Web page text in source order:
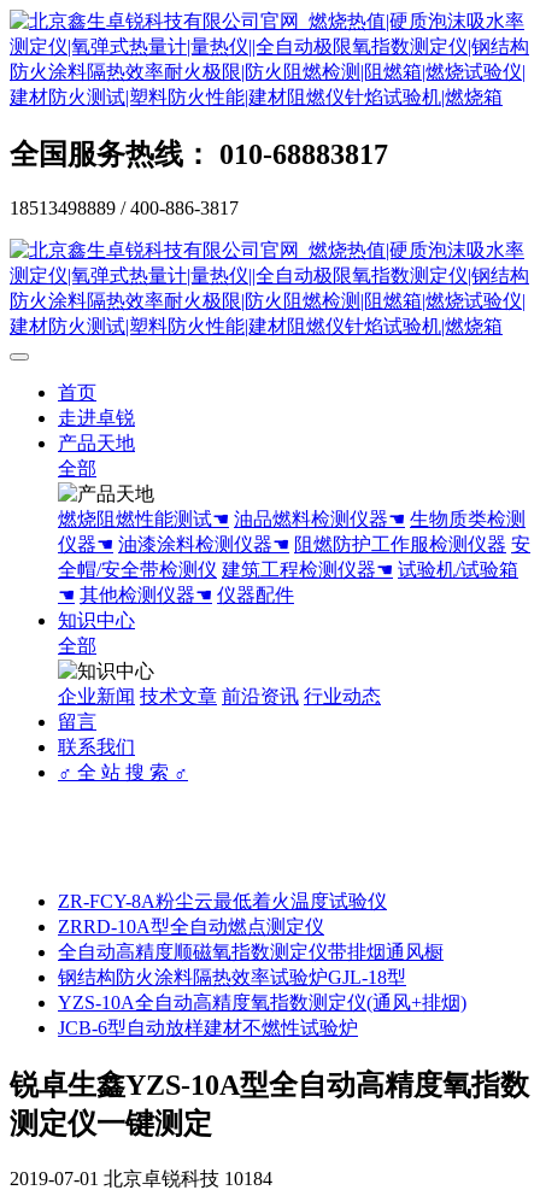
全国服务热线： 010-68883817
18513498889 / 400-886-3817
首页
走进卓锐
产品天地
全部
燃烧阻燃性能测试☚ 油品燃料检测仪器☚ 生物质类检测
仪器☚ 油漆涂料检测仪器☚ 阻燃防护工作服检测仪器 安
全帽/安全带检测仪 建筑工程检测仪器☚ 试验机/试验箱
☚ 其他检测仪器☚ 仪器配件
知识中心
全部
企业新闻 技术文章 前沿资讯 行业动态
留言
联系我们
♂ 全 站 搜 索 ♂
ZR-FCY-8A粉尘云最低着火温度试验仪
ZRRD-10A型全自动燃点测定仪
全自动高精度顺磁氧指数测定仪带排烟通风橱
钢结构防火涂料隔热效率试验炉GJL-18型
YZS-10A全自动高精度氧指数测定仪(通风+排烟)
JCB-6型自动放样建材不燃性试验炉
锐卓生鑫YZS-10A型全自动高精度氧指数
测定仪一键测定
2019-07-01 北京卓锐科技 10184